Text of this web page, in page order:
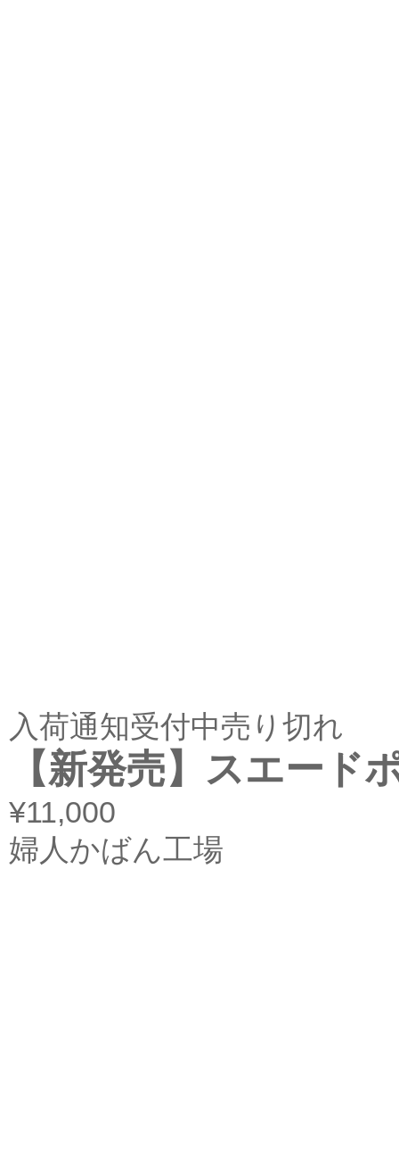
入荷通知受付中売り切れ
【新発売】スエード
¥11,000
婦人かばん工場